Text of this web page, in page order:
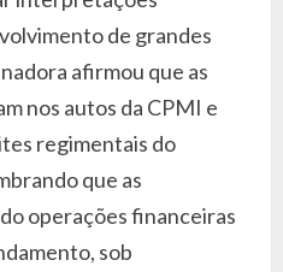
de grandes
afirmou que as
nos autos da CPMI e
regimentais do
que as
operações financeiras
sob